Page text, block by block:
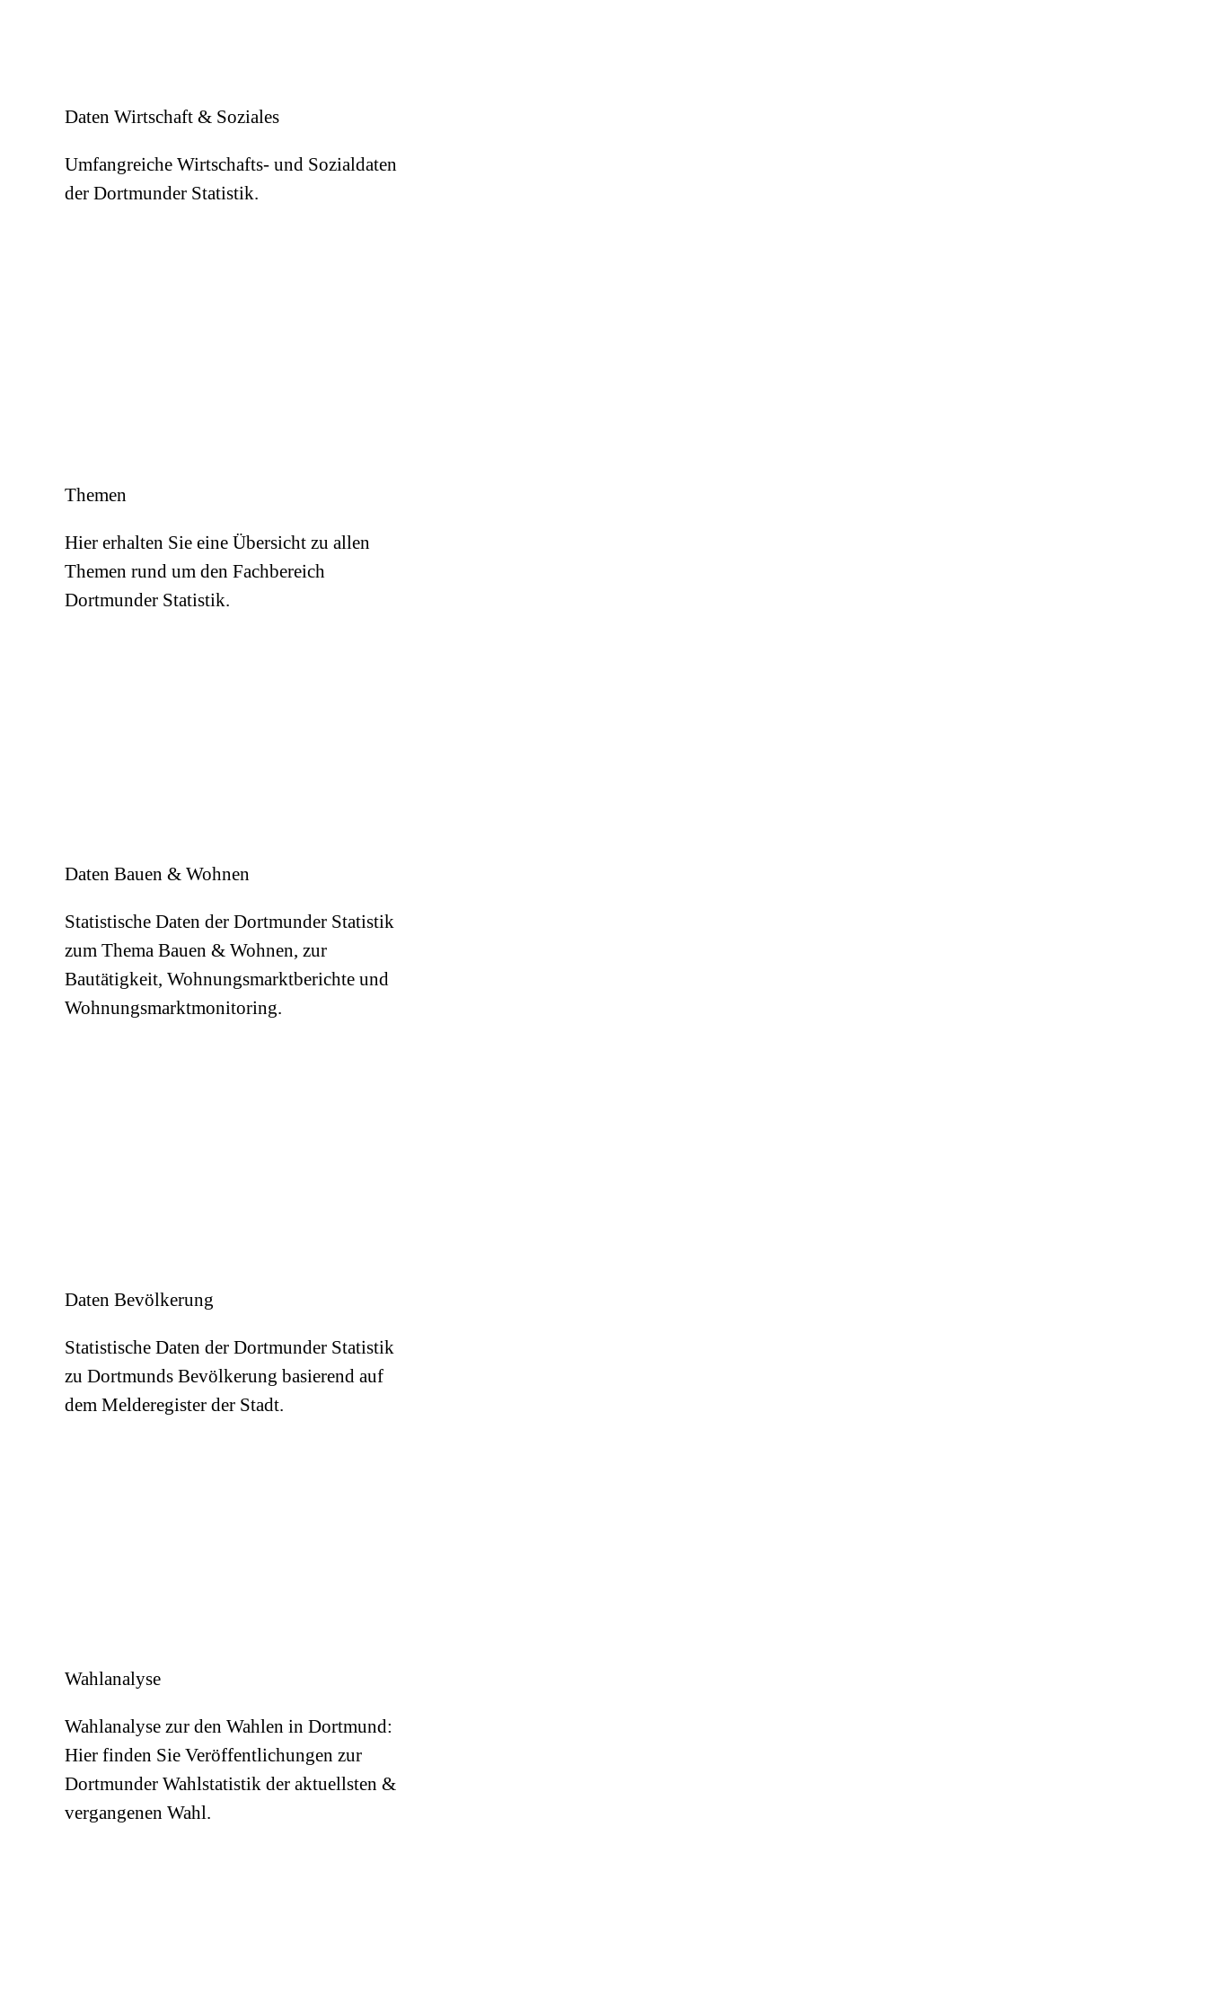
Daten Wirtschaft & Soziales
Umfangreiche Wirtschafts- und Sozialdaten
der Dortmunder Statistik.
Themen
Hier erhalten Sie eine Übersicht zu allen
Themen rund um den Fachbereich
Dortmunder Statistik.
Daten Bauen & Wohnen
Statistische Daten der Dortmunder Statistik
zum Thema Bauen & Wohnen, zur
Bautätigkeit, Wohnungsmarktberichte und
Wohnungsmarktmonitoring.
Daten Bevölkerung
Statistische Daten der Dortmunder Statistik
zu Dortmunds Bevölkerung basierend auf
dem Melderegister der Stadt.
Wahlanalyse
Wahlanalyse zur den Wahlen in Dortmund:
Hier finden Sie Veröffentlichungen zur
Dortmunder Wahlstatistik der aktuellsten &
vergangenen Wahl.